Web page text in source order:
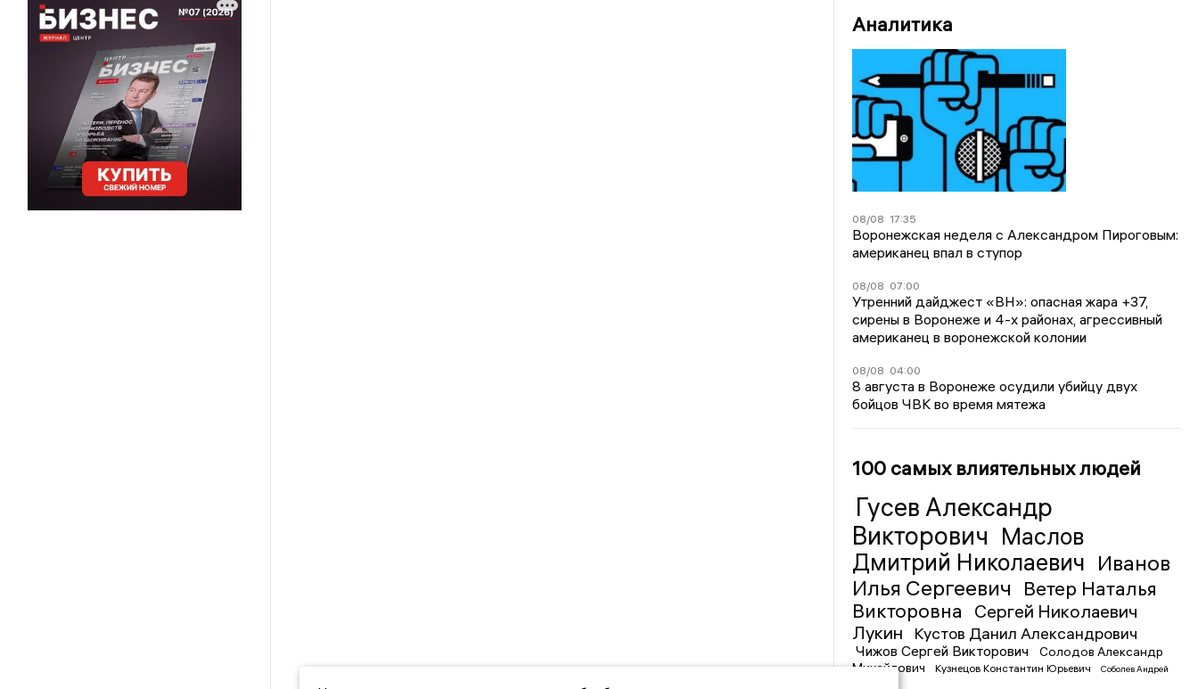
Аналитика
08/08 17:35
Воронежская неделя с Александром Пироговым:
американец впал в ступор
08/08 07:00
Утренний дайджест «ВН»: опасная жара +37,
сирены в Воронеже и 4-х районах, агрессивный
американец в воронежской колонии
08/08 04:00
8 августа в Воронеже осудили убийцу двух
бойцов ЧВК во время мятежа
100 самых влиятельных людей
Гусев Александр
Викторович Маслов
Дмитрий Николаевич Иванов
Илья Сергеевич
Ветер Наталья
Викторовна
Сергей Николаевич
Лукин
Кустов Данил Александрович
Чижов Сергей Викторович
Солодов Александр
Михайлович
Кузнецов Константин Юрьевич
Соболев Андрей